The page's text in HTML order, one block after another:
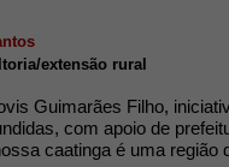
extensão rural
Guimarães Filho,
com apoio de
caatinga é uma região